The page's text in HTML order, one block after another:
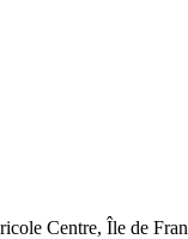
Centre, Île de